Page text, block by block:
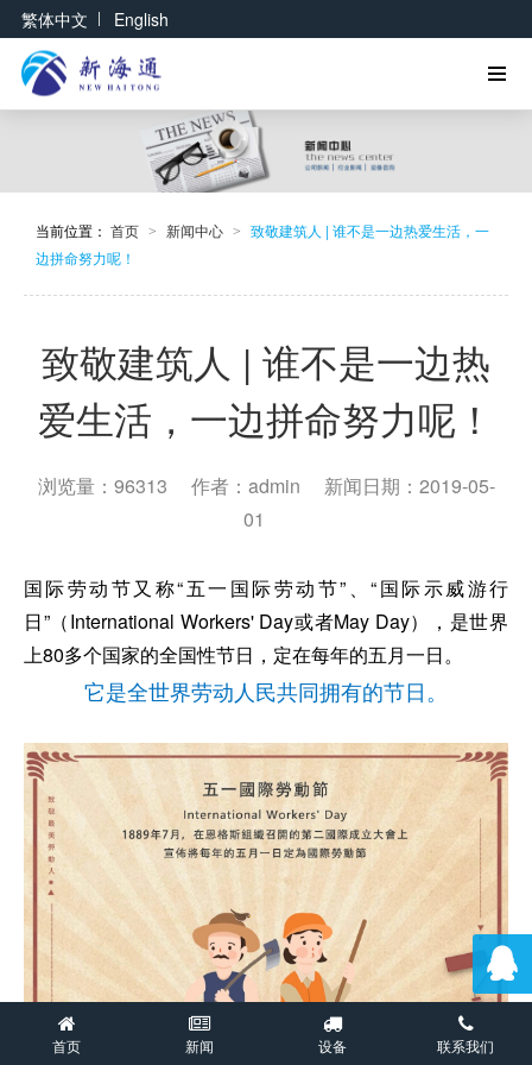
繁体中文 | English
当前位置： 首页 > 新闻中心 >
致敬建筑人 | 谁不是一边热爱生活，一
边拼命努力呢！
致敬建筑人 | 谁不是一边热
爱生活，一边拼命努力呢！
浏览量：96313 作者：admin
新闻日期：2019-05-
01
国际劳动节又称“五一国际劳动节”、“国际示威游行
日”（International Workers' Day或者May Day），是世界
上80多个国家的全国性节日，定在每年的五月一日。
它是全世界劳动人民共同拥有的节日。
首页 新闻 设备 联系我们